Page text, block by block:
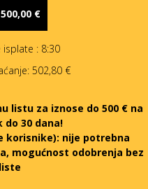
500,00 €
isplate : 8:30
502,80 €
listu za iznose do 500 € na
30 dana!
korisnike): nije potrebna
mogućnost odobrenja bez